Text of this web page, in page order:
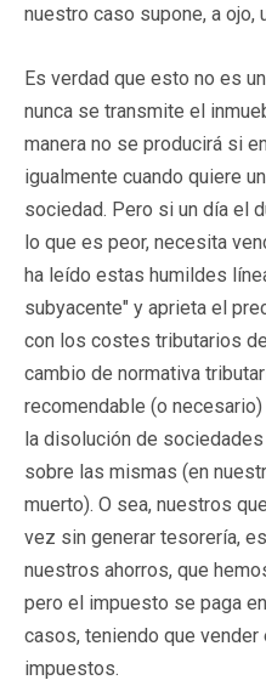
nuestro caso supone, a ojo,
Es verdad que esto no es
nunca se transmite el
manera no se producirá si
igualmente cuando quiere
sociedad. Pero si un día el
lo que es peor, necesita
ha leído estas humildes
subyacente" y aprieta el
con los costes tributarios
cambio de normativa
recomendable (o
la disolución de
sobre las mismas (en
muerto). O sea, nuestros
vez sin generar tesorería,
nuestros ahorros, que
pero el impuesto se paga
casos, teniendo que
impuestos.